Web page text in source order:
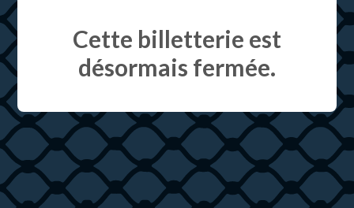
Cette billetterie est
désormais fermée.